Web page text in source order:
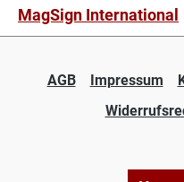
MagSign International
AGB Impressum